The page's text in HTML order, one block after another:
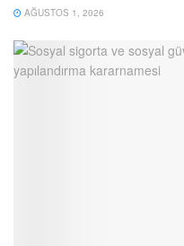
AĞUSTOS 1, 2026